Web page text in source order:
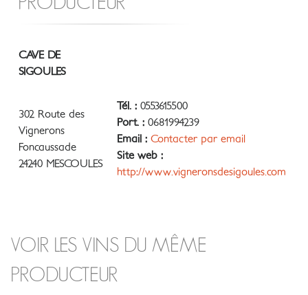
CAVE DE
SIGOULES
302 Route des
Vignerons
Foncaussade
24240 MESCOULES
Tél. : 0553615500
Port. : 0681994239
Email : Contacter par email
Site web :
http://www.vigneronsdesigoules.com
VOIR LES VINS DU MÊME
PRODUCTEUR